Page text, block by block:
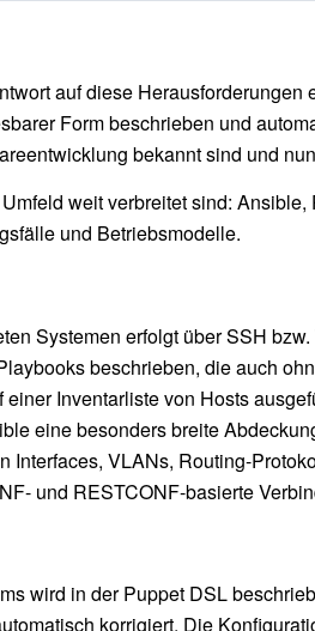
auf diese
Form beschrieben und
bekannt sind und
weit verbreitet sind:
und Betriebsmodelle.
Systemen erfolgt über SSH
beschrieben, die auch
Inventarliste von Hosts
eine besonders breite
VLANs, Routing-
und RESTCONF-basierte
wird in der Puppet DSL
korrigiert. Die